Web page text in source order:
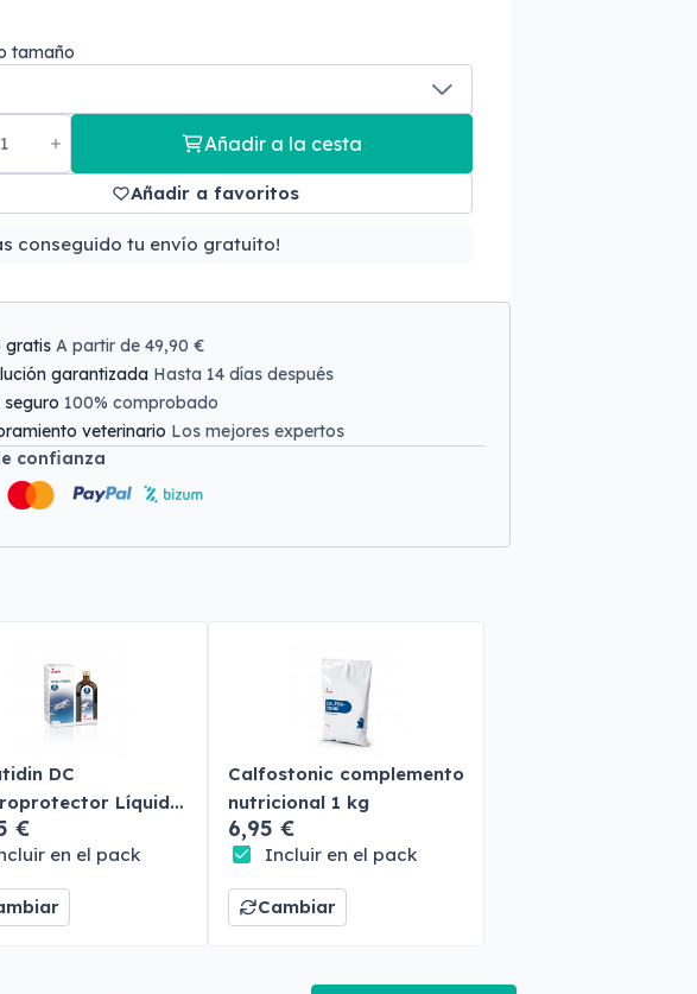
tamaño
Añadir a la cesta
Añadir a favoritos
conseguido tu envío gratuito!
gratis A partir de 49,90 €
garantizada Hasta 14 días después
seguro 100% comprobado
veterinario Los mejores expertos
confianza
DC
Líquido
y Gatos
€
en el pack
Calfostonic complemento
nutricional 1 kg
6,95 €
Incluir en el pack
Cambiar